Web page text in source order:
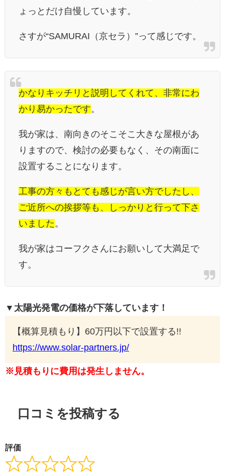
ょっとだけ自慢しています。
さすが“SAMURAI（京セラ）”って感じです。
かなりキッチリと説明してくれて、非常にわ
かり易かったです。
我が家は、南向きのそこそこ大きな屋根があ
りますので、検討の必要もなく、その南面に
設置することになります。
工事の方々もとても感じが言い方でしたし、
ご近所への挨拶等も、しっかりと行って下さ
いました 。
我が家はコーフクさんにお願いして大満足で
す。
▼太陽光発電の価格が下落しています！
【概算見積もり】60万円以下で設置する!!
https://www.solar-partners.jp/
※見積もりに費用は発生しません。
口コミを投稿する
評価